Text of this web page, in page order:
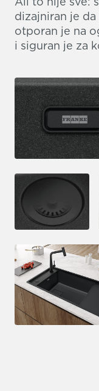
dizajniran je
otporan je na
i siguran je za